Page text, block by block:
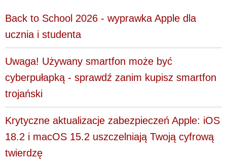
Back to School 2026 - wyprawka Apple dla
ucznia i studenta
Uwaga! Używany smartfon może być
cyberpułapką - sprawdź zanim kupisz smartfon
trojański
Krytyczne aktualizacje zabezpieczeń Apple: iOS
18.2 i macOS 15.2 uszczelniają Twoją cyfrową
twierdzę